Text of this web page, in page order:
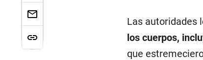
Las autoridades
los cuerpos,
que